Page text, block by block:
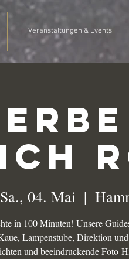
Veranstaltungen & Events
Sa., 04. Mai
  |
in 100 Minuten! Unsere
Lampenstube, Direktion
und beeindruckende Foto-